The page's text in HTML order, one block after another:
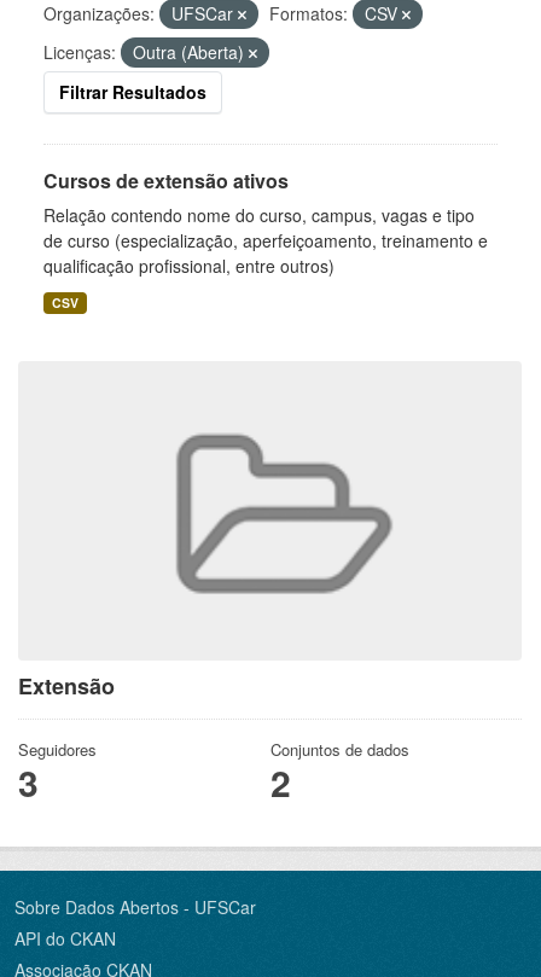
Extensão
Seguidores
3
Conjuntos de dados
2
Organizações:
UFSCar Formatos:
CSV
Licenças:
Outra (Aberta)
Filtrar Resultados
Cursos de extensão ativos
Relação contendo nome do curso, campus, vagas e tipo
de curso (especialização, aperfeiçoamento, treinamento e
qualificação profissional, entre outros)
CSV
Sobre Dados Abertos - UFSCar
API do CKAN
Associação CKAN